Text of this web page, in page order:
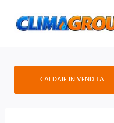
CALDAIE IN VENDITA